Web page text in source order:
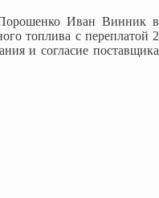
Порошенко Иван Винник в
топлива с переплатой 2
и согласие поставщика